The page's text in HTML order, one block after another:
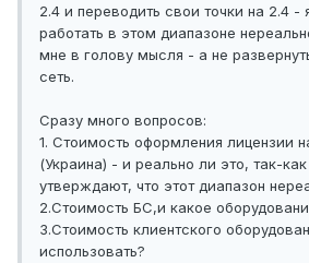
2.4 и переводить свои точки на 2.4 -
работать в этом диапазоне
мне в голову мысля - а не
сеть.
Сразу много вопросов:
1. Стоимость оформления лицензии
(Украина) - и реально ли это, так-
утверждают, что этот диапазон
2.Стоимость БС,и какое
3.Стоимость клиентского
использовать?